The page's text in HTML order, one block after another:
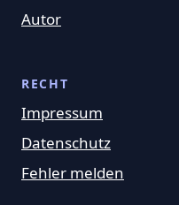
Autor
RECHT
Impressum
Datenschutz
Fehler melden